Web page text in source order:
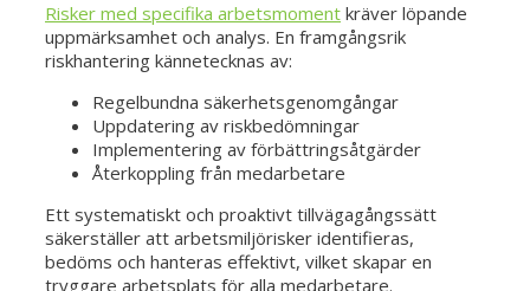
Risker med specifika arbetsmoment kräver löpande
uppmärksamhet och analys. En framgångsrik
riskhantering kännetecknas av:
Regelbundna säkerhetsgenomgångar
Uppdatering av riskbedömningar
Implementering av förbättringsåtgärder
Återkoppling från medarbetare
Ett systematiskt och proaktivt tillvägagångssätt
säkerställer att arbetsmiljörisker identifieras,
bedöms och hanteras effektivt, vilket skapar en
tryggare arbetsplats för alla medarbetare.